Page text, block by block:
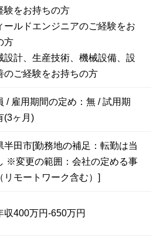
験をお持ちの方
ールドエンジニアのご経験をお
方
設計、生産技術、機械設備、設
のご経験をお持ちの方
/ 雇用期間の定め：無 / 試用期
(3ヶ月)
半田市[勤務地の補足：転勤は当
※変更の範囲：会社の定める事
リモートワーク含む）]
収400万円-650万円